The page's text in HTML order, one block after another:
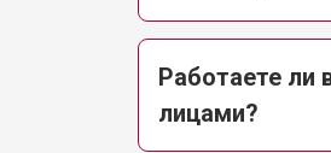
Работаете ли
лицами?